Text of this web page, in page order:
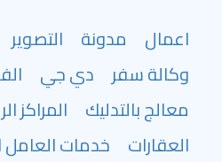
اعمال مدونة التصوير
وكالة سفر دي جي
معالج بالتدليك المراكز
العقارات خدمات العامل